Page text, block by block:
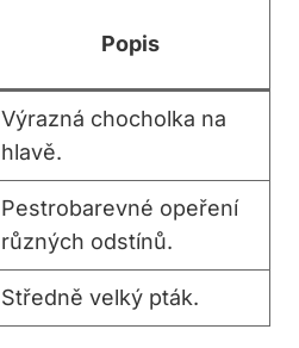
Popis
Výrazná chocholka na
hlavě.
Pestrobarevné opeření
různých odstínů.
Středně velký pták.